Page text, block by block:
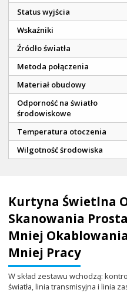
Status wyjścia
Wskaźniki
Źródło światła
Metoda połączenia
Materiał obudowy
Odporność na światło
środowiskowe
Temperatura otoczenia
Wilgotność środowiska
Kurtyna Świetlna
Skanowania
Mniej
Mniej Pracy
W skład zestawu wchodzą:
światła, linia transmisyjna i linia